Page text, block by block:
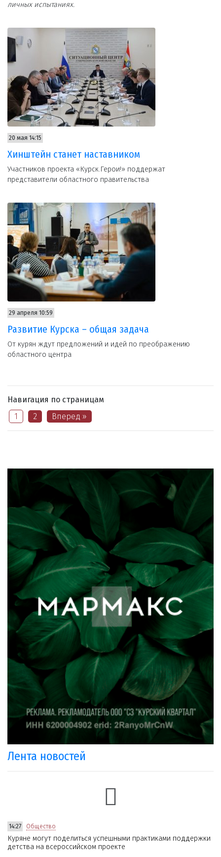
личных испытаниях.
20 мая 14:15
Хинштейн станет наставником
Участников проекта «Курск.Герои!» поддержат
представители областного правительства
29 апреля 10:59
Развитие Курска – общая задача
От курян ждут предложений и идей по преображению
областного центра
Навигация по страницам
1
2 Вперед »
Лента новостей
14:27 Общество
Куряне могут поделиться успешными практиками поддержки
детства на всероссийском проекте